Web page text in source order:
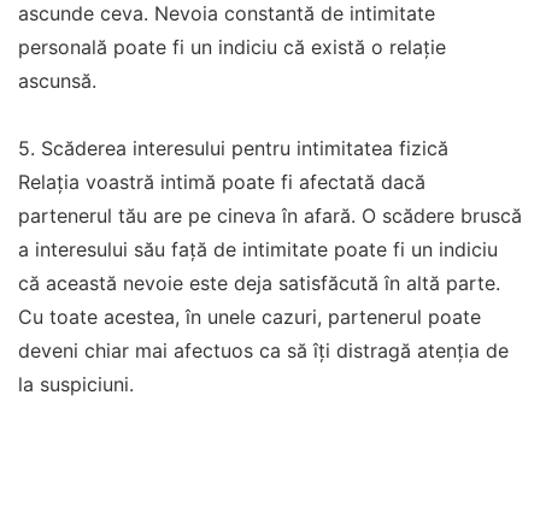
ascunde ceva. Nevoia constantă de intimitate
personală poate fi un indiciu că există o relație
ascunsă.
5. Scăderea interesului pentru intimitatea fizică
Relația voastră intimă poate fi afectată dacă
partenerul tău are pe cineva în afară. O scădere bruscă
a interesului său față de intimitate poate fi un indiciu
că această nevoie este deja satisfăcută în altă parte.
Cu toate acestea, în unele cazuri, partenerul poate
deveni chiar mai afectuos ca să îți distragă atenția de
la suspiciuni.